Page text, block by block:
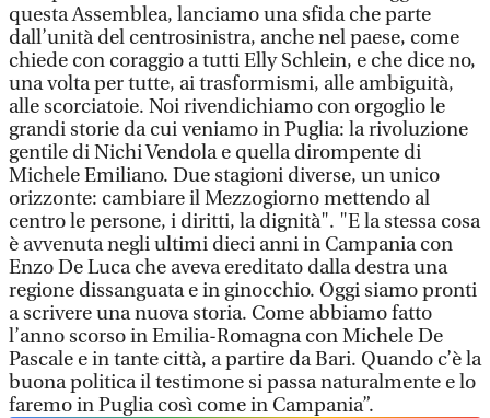
questa Assemblea, lanciamo una sfida che parte
dall’unità del centrosinistra, anche nel paese, come
chiede con coraggio a tutti Elly Schlein, e che dice no,
una volta per tutte, ai trasformismi, alle ambiguità,
alle scorciatoie. Noi rivendichiamo con orgoglio le
grandi storie da cui veniamo in Puglia: la rivoluzione
gentile di Nichi Vendola e quella dirompente di
Michele Emiliano. Due stagioni diverse, un unico
orizzonte: cambiare il Mezzogiorno mettendo al
centro le persone, i diritti, la dignità". "E la stessa cosa
è avvenuta negli ultimi dieci anni in Campania con
Enzo De Luca che aveva ereditato dalla destra una
regione dissanguata e in ginocchio. Oggi siamo pronti
a scrivere una nuova storia. Come abbiamo fatto
l’anno scorso in Emilia-Romagna con Michele De
Pascale e in tante città, a partire da Bari. Quando c’è la
buona politica il testimone si passa naturalmente e lo
faremo in Puglia così come in Campania”.